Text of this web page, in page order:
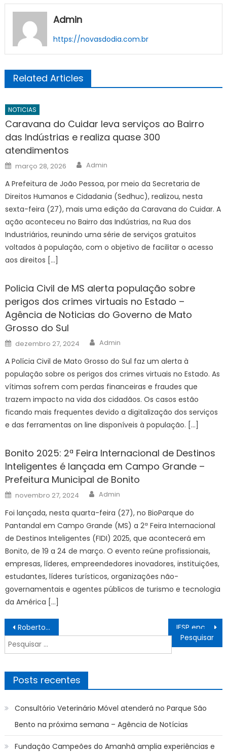
Admin
https://novasdodia.com.br
Related Articles
NOTICIAS
Caravana do Cuidar leva serviços ao Bairro
das Indústrias e realiza quase 300
atendimentos
Posted
on
março 28, 2026 Author
Admin
A Prefeitura de João Pessoa, por meio da Secretaria de
Direitos Humanos e Cidadania (Sedhuc), realizou, nesta
sexta-feira (27), mais uma edição da Caravana do Cuidar. A
ação aconteceu no Bairro das Indústrias, na Rua dos
Industriários, reunindo uma série de serviços gratuitos
voltados à população, com o objetivo de facilitar o acesso
aos direitos […]
Policia Civil de MS alerta população sobre
perigos dos crimes virtuais no Estado –
Agência de Noticias do Governo de Mato
Grosso do Sul
Posted
on
dezembro 27, 2024 Author
Admin
A Polícia Civil de Mato Grosso do Sul faz um alerta à
população sobre os perigos dos crimes virtuais no Estado. As
vítimas sofrem com perdas financeiras e fraudes que
trazem impacto na vida dos cidadãos. Os casos estão
ficando mais frequentes devido a digitalização dos serviços
e das ferramentas on line disponíveis à população. […]
Bonito 2025: 2ª Feira Internacional de Destinos
Inteligentes é lançada em Campo Grande –
Prefeitura Municipal de Bonito
Posted
on
novembro 27, 2024 Author
Admin
Foi lançada, nesta quarta-feira (27), no BioParque do
Pantandal em Campo Grande (MS) a 2ª Feira Internacional
de Destinos Inteligentes (FIDI) 2025, que acontecerá em
Bonito, de 19 a 24 de março. O evento reúne profissionais,
empresas, líderes, empreendedores inovadores, instituições,
estudantes, líderes turísticos, organizações não-
governamentais e agentes públicos de turismo e tecnologia
da América […]
Navegação
de
Post
Roberto Kovalick interrompe cobertura da Copa do Mundo para noticiar tragédia em São Paulo no Jornal Hoje
Pesquisar
por:
Posts recentes
Consultório Veterinário Móvel atenderá no Parque São
Bento na próxima semana – Agência de Notícias
Fundação Campeões do Amanhã amplia experiências e